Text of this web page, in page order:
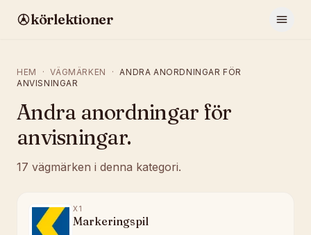
körlektioner
HEM · VÄGMÄRKEN ·
ANDRA ANORDNINGAR FÖR
ANVISNINGAR
Andra anordningar för
anvisningar.
17 vägmärken i denna kategori.
X1
Markeringspil